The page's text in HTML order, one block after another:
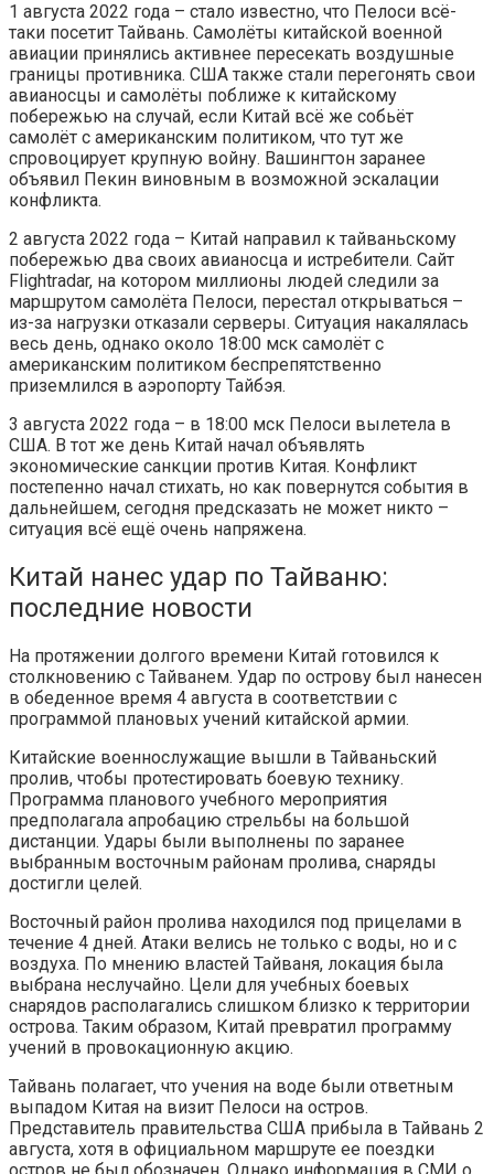
1 августа 2022 года – стало известно, что Пелоси всё-
таки посетит Тайвань. Самолёты китайской военной
авиации принялись активнее пересекать воздушные
границы противника. США также стали перегонять свои
авианосцы и самолёты поближе к китайскому
побережью на случай, если Китай всё же собьёт
самолёт с американским политиком, что тут же
спровоцирует крупную войну. Вашингтон заранее
объявил Пекин виновным в возможной эскалации
конфликта.
2 августа 2022 года – Китай направил к тайваньскому
побережью два своих авианосца и истребители. Сайт
Flightradar, на котором миллионы людей следили за
маршрутом самолёта Пелоси, перестал открываться –
из-за нагрузки отказали серверы. Ситуация накалялась
весь день, однако около 18:00 мск самолёт с
американским политиком беспрепятственно
приземлился в аэропорту Тайбэя.
3 августа 2022 года – в 18:00 мск Пелоси вылетела в
США. В тот же день Китай начал объявлять
экономические санкции против Китая. Конфликт
постепенно начал стихать, но как повернутся события в
дальнейшем, сегодня предсказать не может никто –
ситуация всё ещё очень напряжена.
Китай нанес удар по Тайваню:
последние новости
На протяжении долгого времени Китай готовился к
столкновению с Тайванем. Удар по острову был нанесен
в обеденное время 4 августа в соответствии с
программой плановых учений китайской армии.
Китайские военнослужащие вышли в Тайваньский
пролив, чтобы протестировать боевую технику.
Программа планового учебного мероприятия
предполагала апробацию стрельбы на большой
дистанции. Удары были выполнены по заранее
выбранным восточным районам пролива, снаряды
достигли целей.
Восточный район пролива находился под прицелами в
течение 4 дней. Атаки велись не только с воды, но и с
воздуха. По мнению властей Тайваня, локация была
выбрана неслучайно. Цели для учебных боевых
снарядов располагались слишком близко к территории
острова. Таким образом, Китай превратил программу
учений в провокационную акцию.
Тайвань полагает, что учения на воде были ответным
выпадом Китая на визит Пелоси на остров.
Представитель правительства США прибыла в Тайвань 2
августа, хотя в официальном маршруте ее поездки